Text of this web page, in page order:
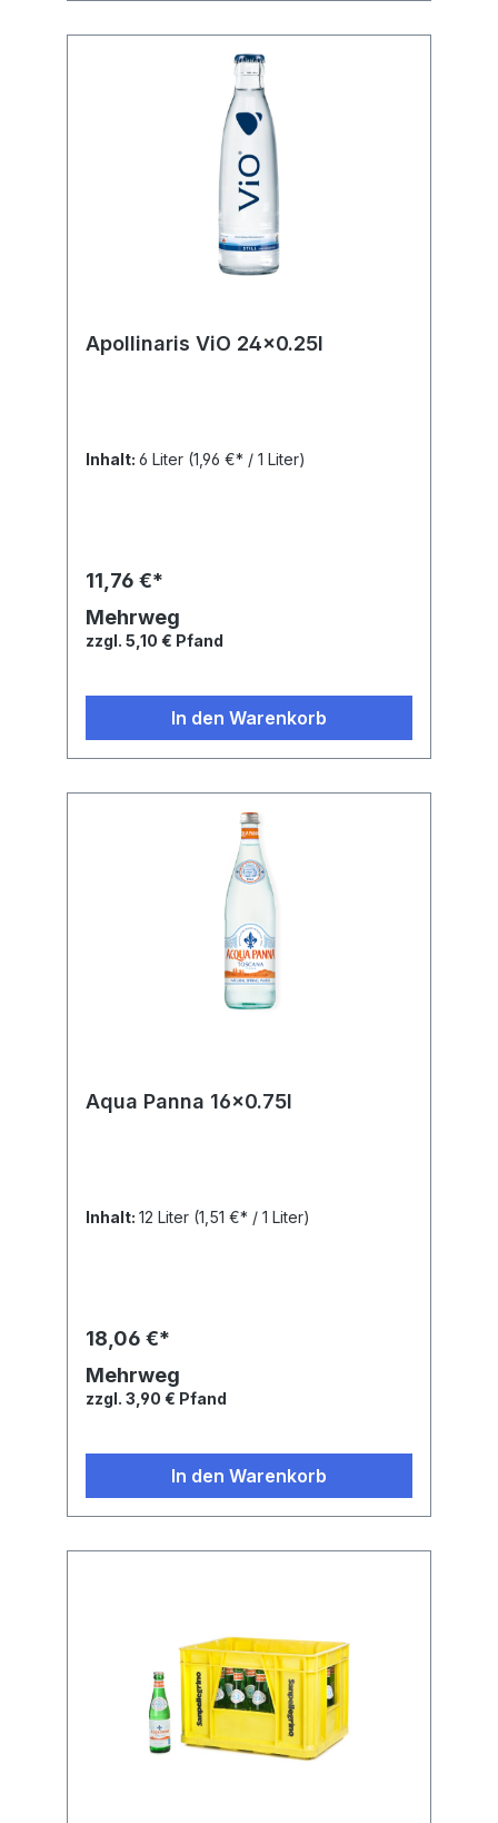
Apollinaris ViO 24x0.25l
Inhalt: 6 Liter (1,96 €* / 1 Liter)
11,76 €*
Mehrweg
zzgl. 5,10 € Pfand
In den Warenkorb
Aqua Panna 16x0.75l
Inhalt: 12 Liter (1,51 €* / 1 Liter)
18,06 €*
Mehrweg
zzgl. 3,90 € Pfand
In den Warenkorb